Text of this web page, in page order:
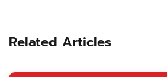
Related Articles